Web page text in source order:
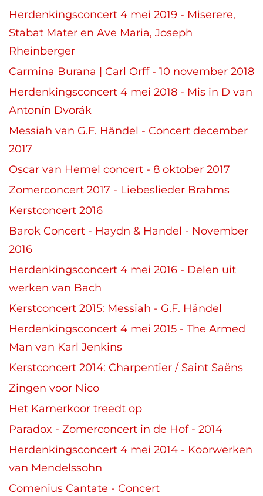
Herdenkingsconcert 4 mei 2019 - Miserere,
Stabat Mater en Ave Maria, Joseph
Rheinberger
Carmina Burana | Carl Orff - 10 november 2018
Herdenkingsconcert 4 mei 2018 - Mis in D van
Antonín Dvorák
Messiah van G.F. Händel - Concert december
2017
Oscar van Hemel concert - 8 oktober 2017
Zomerconcert 2017 - Liebeslieder Brahms
Kerstconcert 2016
Barok Concert - Haydn & Handel - November
2016
Herdenkingsconcert 4 mei 2016 - Delen uit
werken van Bach
Kerstconcert 2015: Messiah - G.F. Händel
Herdenkingsconcert 4 mei 2015 - The Armed
Man van Karl Jenkins
Kerstconcert 2014: Charpentier / Saint Saëns
Zingen voor Nico
Het Kamerkoor treedt op
Paradox - Zomerconcert in de Hof - 2014
Herdenkingsconcert 4 mei 2014 - Koorwerken
van Mendelssohn
Comenius Cantate - Concert